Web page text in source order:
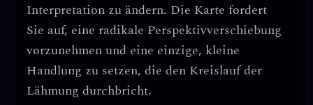
Interpretation zu ändern. Die Karte fordert
Sie auf, eine radikale Perspektivverschiebung
vorzunehmen und eine einzige, kleine
Handlung zu setzen, die den Kreislauf der
Lähmung durchbricht.